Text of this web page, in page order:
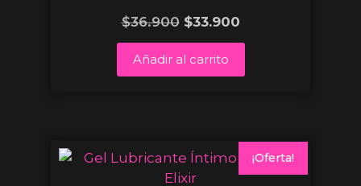
$36.900 $33.900
Añadir al carrito
¡Oferta!